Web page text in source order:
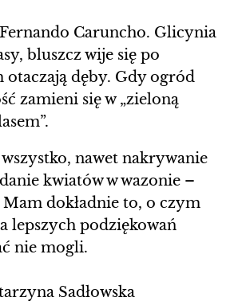
Caruncho. Glicynia
bluszcz wije się po
otaczają dęby. Gdy ogród
zamieni się w „zieloną
nawet nakrywanie
kwiatów w wazonie –
dokładnie to, o czym
lepszych podziękowań
nie mogli.
Sadłowska